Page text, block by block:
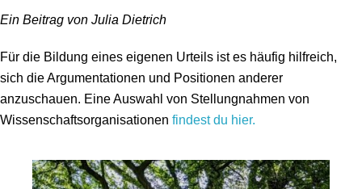
Ein Beitrag von Julia Dietrich
Für die Bildung eines eigenen Urteils ist es häufig hilfreich,
sich die Argumentationen und Positionen anderer
anzuschauen. Eine Auswahl von Stellungnahmen von
Wissenschaftsorganisationen findest du hier.